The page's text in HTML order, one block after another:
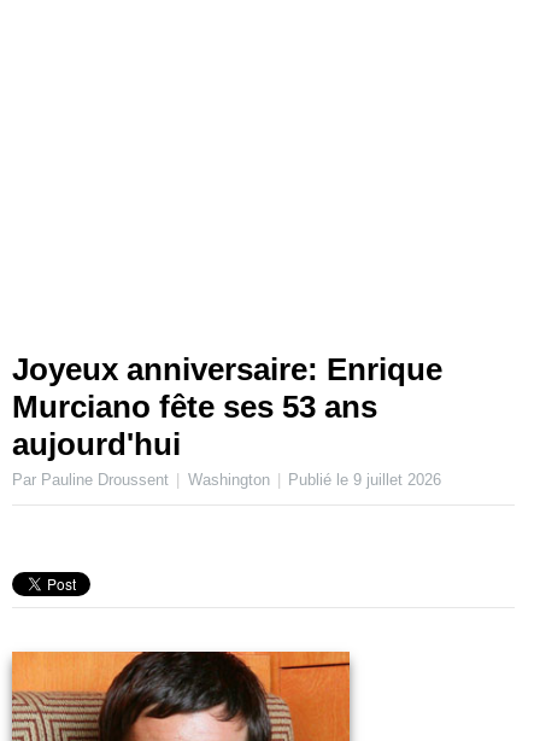
Joyeux anniversaire: Enrique
Murciano fête ses 53 ans
aujourd'hui
Par Pauline Droussent Washington Publié le9 juillet 2026